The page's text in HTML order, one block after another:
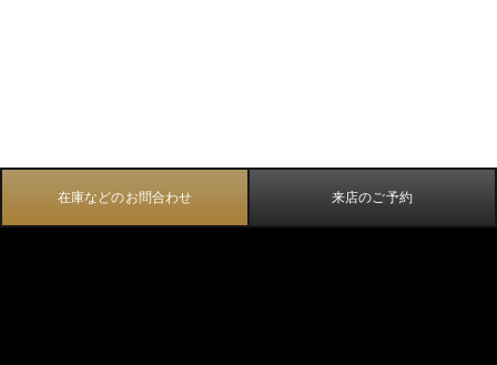
在庫などのお問合わせ 来店のご予約